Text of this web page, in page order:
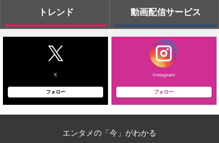
トレンド 動画配信サービス
X
フォロー
Instagram
フォロー
エンタメの「今」がわかる